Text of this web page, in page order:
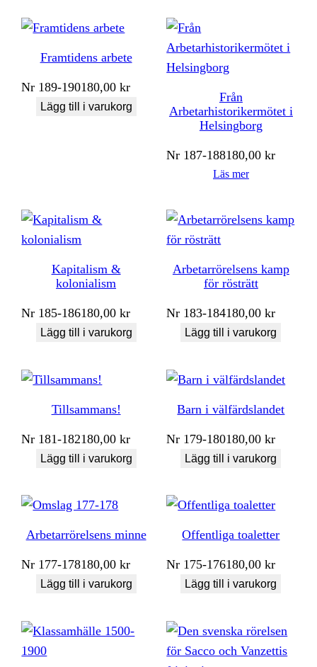
Framtidens arbete
Nr 189-190180,00kr
Lägg till i varukorg
Från
Arbetarhistorikermötet i
Helsingborg
Nr 187-188180,00kr
Läs mer
Kapitalism &
kolonialism
Nr 185-186180,00kr
Lägg till i varukorg
Arbetarrörelsens kamp
för rösträtt
Nr 183-184180,00kr
Lägg till i varukorg
Tillsammans!
Nr 181-182180,00kr
Lägg till i varukorg
Barn i välfärdslandet
Nr 179-180180,00kr
Lägg till i varukorg
Arbetarrörelsens minne
Nr 177-178180,00kr
Lägg till i varukorg
Offentliga toaletter
Nr 175-176180,00kr
Lägg till i varukorg